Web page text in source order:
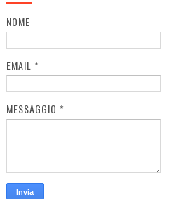
NOME
EMAIL *
MESSAGGIO *